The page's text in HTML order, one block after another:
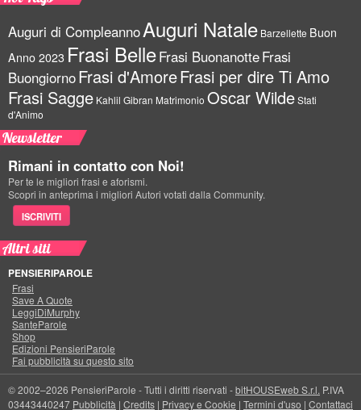
Auguri di CompleannoAuguri Natale Barzellette Buon
Anno 2023 Frasi BelleFrasi BuonanotteFrasi
BuongiornoFrasi d'AmoreFrasi per dire Ti Amo
Frasi Sagge Kahlil Gibran Matrimonio Oscar WildeStati
d'Animo
Newsletter
Rimani in contatto con Noi!
Per te le migliori frasi e aforismi.
Scopri in anteprima i migliori Autori votati dalla Community.
ISCRIVITI
Altri siti
PENSIERIPAROLE
Frasi
Save A Quote
LeggiDiMurphy
SanteParole
Shop
Edizioni PensieriParole
Fai pubblicità su questo sito
© 2002–2026 PensieriParole - Tutti i diritti riservati -bitHOUSEweb S.r.l. P.IVA
03443440247 Pubblicità | Credits | Privacy e Cookie | Termini d'uso | Contattaci